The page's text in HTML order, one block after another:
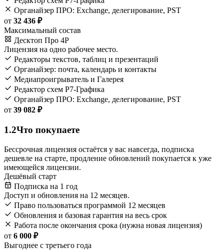
Органайзер ПРО: Exchange, делегирование, PST
от 32 436 ₽
Максимальный состав
Десктоп Про 4Р
Лицензия на одно рабочее место.
Редакторы текстов, таблиц и презентаций
Органайзер: почта, календарь и контакты
Медиапроигрыватель и Галерея
Редактор схем Р7-Графика
Органайзер ПРО: Exchange, делегирование, PST
от 39 082 ₽
1.2Что покупаете
Бессрочная лицензия остаётся у вас навсегда, подписка
дешевле на старте, продление обновлений покупается к уже
имеющейся лицензии.
Дешёвый старт
Подписка на 1 год
Доступ и обновления на 12 месяцев.
Право пользоваться программой 12 месяцев
Обновления и базовая гарантия на весь срок
Работа после окончания срока (нужна новая лицензия)
от 6 000 ₽
Выгоднее с третьего года